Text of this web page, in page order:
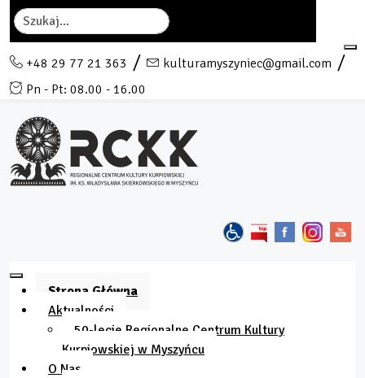
Szukaj
+48 29 77 21 363
kulturamyszyniec@gmail.com
Pn - Pt: 08.00 - 16.00
Strona Główna
Aktualności
50-lecie Regionalne Centrum Kultury
Kurpiowskiej w Myszyńcu
O Nas